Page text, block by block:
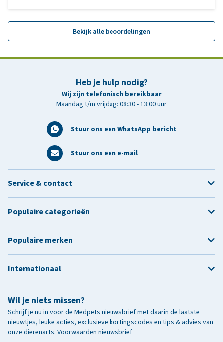
Bekijk alle beoordelingen
Heb je hulp nodig?
Wij zijn telefonisch bereikbaar
Maandag t/m vrijdag: 08:30 - 13:00 uur
Stuur ons een WhatsApp bericht
Stuur ons een e-mail
Wil je niets missen?
Schrijf je nu in voor de Medpets nieuwsbrief met daarin de laatste
nieuwtjes, leuke acties, exclusieve kortingscodes en tips & advies van
onze dierenarts. Voorwaarden nieuwsbrief
Service & contact
Populaire categorieën
Populaire merken
Internationaal